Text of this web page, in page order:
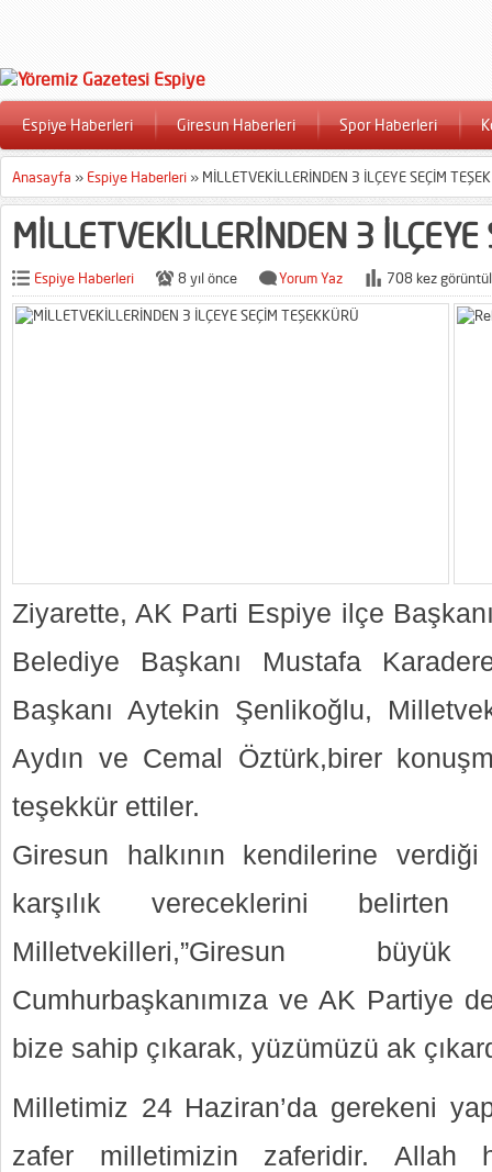
Espiye Haberleri Giresun Haberleri Spor Haberleri
Anasayfa » Espiye Haberleri » MİLLETVEKİLLERİNDEN 3 İLÇEYE SEÇİM
MİLLETVEKİLLERİNDEN 3 İLÇEYE
Espiye Haberleri 8 yıl önce Yorum Yaz 708 kez
Ziyarette, AK Parti Espiye ilçe
Belediye Başkanı Mustafa
Başkanı Aytekin Şenlikoğlu,
Aydın ve Cemal Öztürk,birer
teşekkür ettiler.
Giresun halkının kendilerine
karşılık vereceklerini
Milletvekilleri,”Giresun
Cumhurbaşkanımıza ve AK Partiye
bize sahip çıkarak, yüzümüzü ak
Milletimiz 24 Haziran’da gerekeni
zafer milletimizin zaferidir. Allah